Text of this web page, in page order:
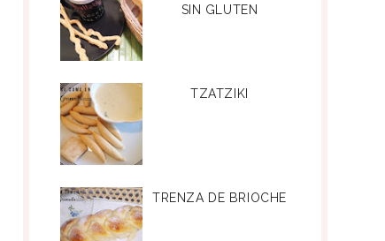
SIN GLUTEN
TZATZIKI
TRENZA DE BRIOCHE